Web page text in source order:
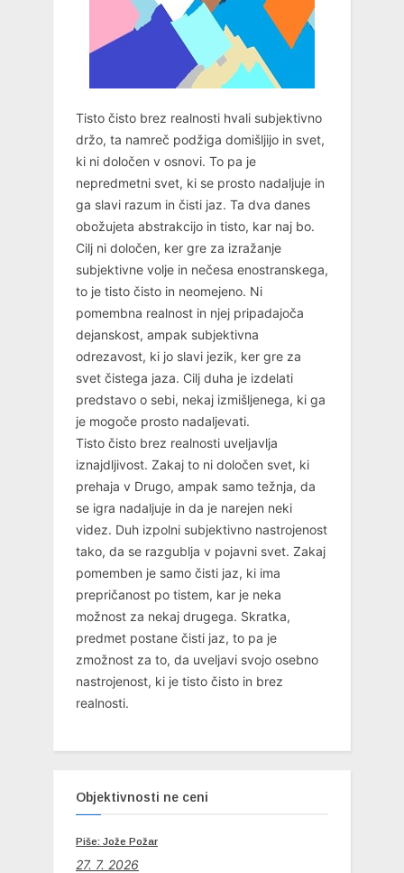
Tisto čisto brez realnosti hvali subjektivno
držo, ta namreč podžiga domišljijo in svet,
ki ni določen v osnovi. To pa je
nepredmetni svet, ki se prosto nadaljuje in
ga slavi razum in čisti jaz. Ta dva danes
obožujeta abstrakcijo in tisto, kar naj bo.
Cilj ni določen, ker gre za izražanje
subjektivne volje in nečesa enostranskega,
to je tisto čisto in neomejeno. Ni
pomembna realnost in njej pripadajoča
dejanskost, ampak subjektivna
odrezavost, ki jo slavi jezik, ker gre za
svet čistega jaza. Cilj duha je izdelati
predstavo o sebi, nekaj izmišljenega, ki ga
je mogoče prosto nadaljevati.
Tisto čisto brez realnosti uveljavlja
iznajdljivost. Zakaj to ni določen svet, ki
prehaja v Drugo, ampak samo težnja, da
se igra nadaljuje in da je narejen neki
videz. Duh izpolni subjektivno nastrojenost
tako, da se razgublja v pojavni svet. Zakaj
pomemben je samo čisti jaz, ki ima
prepričanost po tistem, kar je neka
možnost za nekaj drugega. Skratka,
predmet postane čisti jaz, to pa je
zmožnost za to, da uveljavi svojo osebno
nastrojenost, ki je tisto čisto in brez
realnosti.
Objektivnosti ne ceni
Piše: Jože Požar
27. 7. 2026